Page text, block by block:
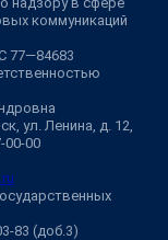
коммуникаций
77—84683
ул. Ленина, д. 12,
00-00
83 (доб.3)